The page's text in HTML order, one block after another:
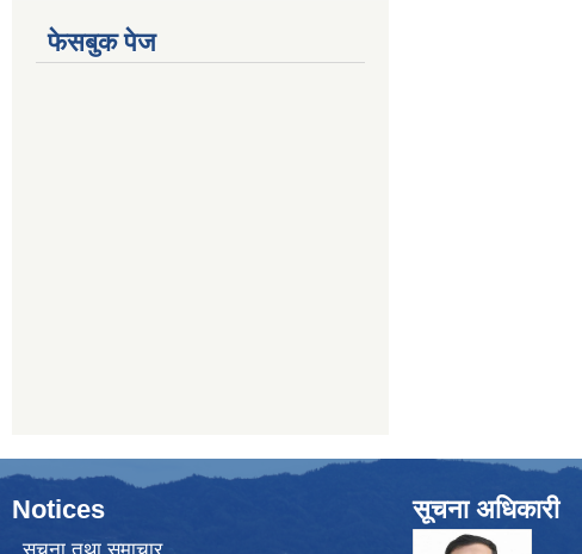
फेसबुक पेज
Notices सूचना अधिकारी